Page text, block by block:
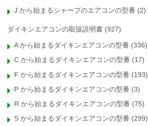
J から始まるシャープのエアコンの型番 (2)
ダイキンエアコンの取扱説明書 (927)
A から始まるダイキンエアコンの型番 (336)
C から始まるダイキンエアコンの型番 (17)
F から始まるダイキンエアコンの型番 (193)
P から始まるダイキンエアコンの型番 (3)
R から始まるダイキンエアコンの型番 (75)
S から始まるダイキンエアコンの型番 (299)